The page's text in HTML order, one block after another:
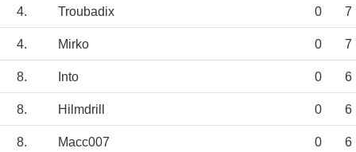
4. Troubadix 0 7
4. Mirko 0 7
8. Into 0 6
8. Hilmdrill 0 6
8. Macc007 0 6